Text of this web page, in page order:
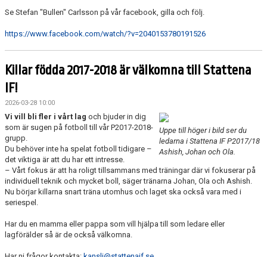
Se Stefan "Bullen" Carlsson på vår facebook, gilla och följ.
https://www.facebook.com/watch/?v=2040153780191526
Killar födda 2017-2018 är välkomna till Stattena
IF!
2026-03-28 10:00
Uppe till höger i bild ser du
ledarna i Stattena IF P2017/18
Ashish, Johan och Ola.
Vi vill bli fler i vårt lag och bjuder in dig
som är sugen på fotboll till vår P2017-2018-
grupp.
Du behöver inte ha spelat fotboll tidigare –
det viktiga är att du har ett intresse.
– Vårt fokus är att ha roligt tillsammans med träningar där vi fokuserar på
individuell teknik och mycket boll, säger tränarna Johan, Ola och Ashish.
Nu börjar killarna snart träna utomhus och laget ska också vara med i
seriespel.
Har du en mamma eller pappa som vill hjälpa till som ledare eller
lagförälder så är de också välkomna.